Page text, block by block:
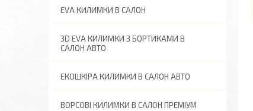
EVA КИЛИМКИ В САЛОН
3D EVA КИЛИМКИ З БОРТИКАМИ В
САЛОН АВТО
ЕКОШКІРА КИЛИМКИ В САЛОН АВТО
ВОРСОВІ КИЛИМКИ В САЛОН ПРЕМІУМ